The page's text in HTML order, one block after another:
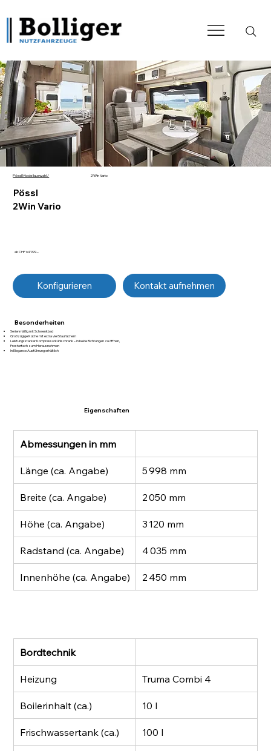
Eigenschaften
Abmessungen in mm
Länge (ca. Angabe) 5 998 mm
Breite (ca. Angabe) 2 050 mm
Höhe (ca. Angabe) 3 120 mm
Radstand (ca. Angabe) 4 035 mm
Innenhöhe (ca. Angabe) 2 450 mm
Bordtechnik
Heizung Truma Combi 4
Boilerinhalt (ca.) 10 l
Frischwassertank (ca.) 100 l
Pössl Modellauswahl / 2Win Vario
Pössl
2Win Vario
ab CHF 64'999.–
Konfigurieren Kontakt aufnehmen
Besonderheiten
Serienmäßig mit Schwenkbad
Großzügige Küche mit extra viel Staufächern
Leistungsstarker Kompressorkühlschrank – in beide Richtungen zu öffnen,
Frosterfach zum Herausnehmen
In Elegance Ausführung erhältlich